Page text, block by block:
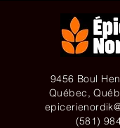
9456 Boul
Québec,
(581)